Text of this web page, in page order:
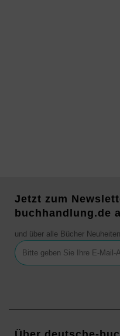
Jetzt zum
buchhandlung.de
und über alle Bücher